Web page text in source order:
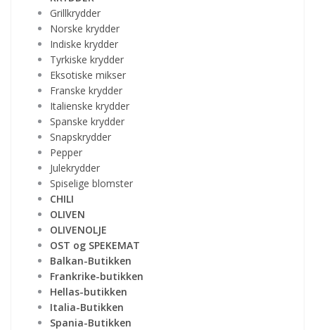
Grillkrydder
Norske krydder
Indiske krydder
Tyrkiske krydder
Eksotiske mikser
Franske krydder
Italienske krydder
Spanske krydder
Snapskrydder
Pepper
Julekrydder
Spiselige blomster
CHILI
OLIVEN
OLIVENOLJE
OST og SPEKEMAT
Balkan-Butikken
Frankrike-butikken
Hellas-butikken
Italia-Butikken
Spania-Butikken